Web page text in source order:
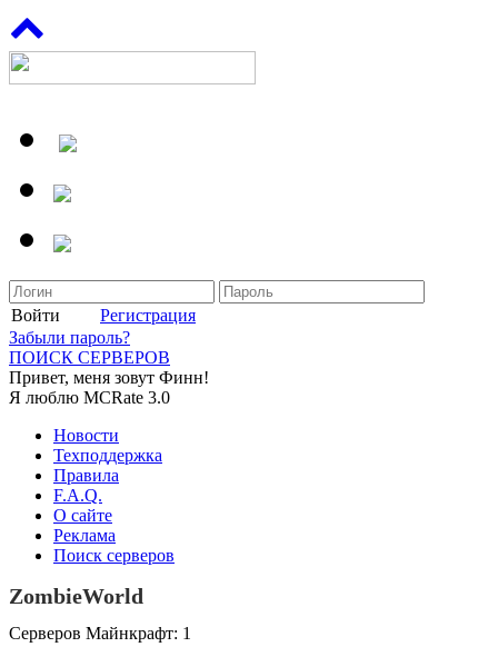
Войти
Регистрация
Забыли пароль?
ПОИСК СЕРВЕРОВ
Привет, меня зовут Финн!
Я люблю MCRate 3.0
Новости
Техподдержка
Правила
F.A.Q.
О сайте
Реклама
Поиск серверов
ZombieWorld
Серверов Майнкрафт: 1